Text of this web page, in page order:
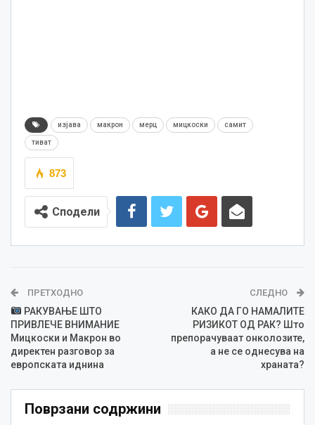
изјава макрон мерц мицкоски самит
тиват
873
Сподели
ПРЕТХОДНО
РАКУВАЊЕ ШТО
ПРИВЛЕЧЕ ВНИМАНИЕ
Мицкоски и Макрон во
директен разговор за
европската иднина
СЛЕДНО
КАКО ДА ГО НАМАЛИТЕ
РИЗИКОТ ОД РАК? Што
препорачуваат онколозите,
а не се однесува на
храната?
Поврзани содржини